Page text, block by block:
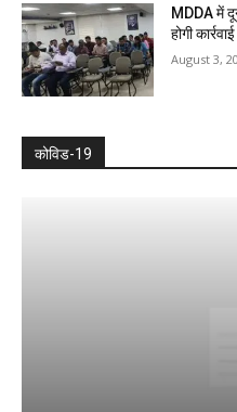
MDDA में
होगी
August 3,
कोविड-19